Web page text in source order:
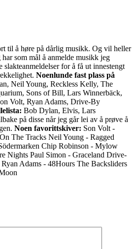
til å høre på dårlig musikk. Og vil heller
som mål å anmelde musikk jeg
for å få ut innestengt
Noenlunde fast plass på
Neil Young, Reckless Kelly, The
Sons of Bill, Lars Winnerbäck,
Volt, Ryan Adams, Drive-By
Bob Dylan, Elvis, Lars
på disse når jeg går lei av å prøve å
Noen favorittskiver: Son Volt -
The Tracks Neil Young - Ragged
Chip Robinson - Mylow
Nights Paul Simon - Graceland Drive-
Adams - 48Hours The Backsliders